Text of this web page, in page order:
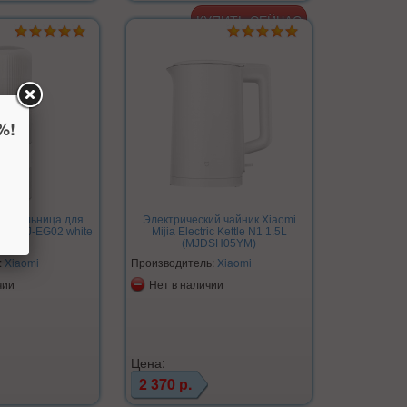
мельница для
CJ-EG02 white
Xiaomi
Электрический чайник Xiaomi
Mijia Electric Kettle N1 1.5L
(MJDSH05YM)
Производитель: Xiaomi
Нет в наличии
Цена:
2 370 р.